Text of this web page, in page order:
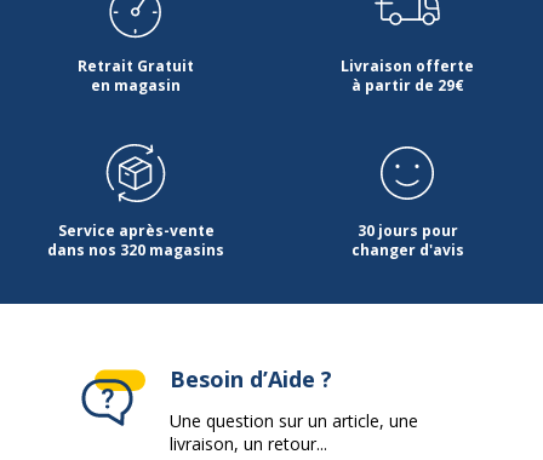
Retrait Gratuit
en magasin
Livraison offerte
à partir de 29€
Service après-vente
dans nos 320 magasins
30 jours pour
changer d'avis
Besoin d’Aide ?
Une question sur un article, une
livraison, un retour...